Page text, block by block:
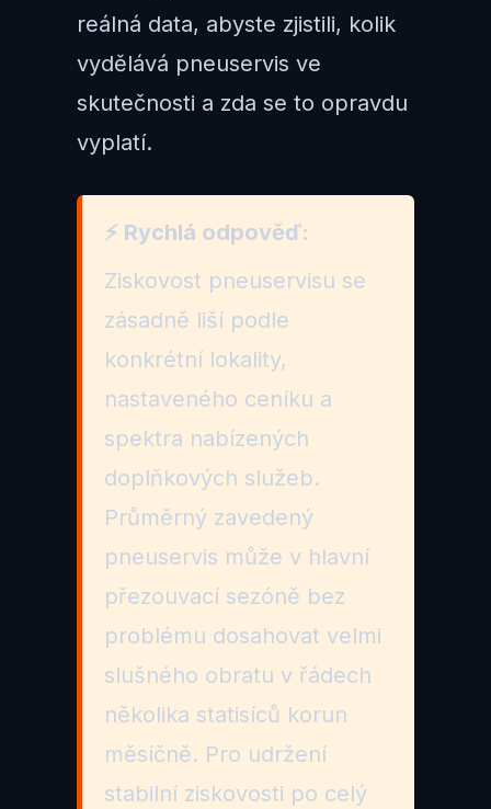
reálná data, abyste zjistili, kolik
vydělává pneuservis ve
skutečnosti a zda se to opravdu
vyplatí.
⚡ Rychlá odpověď:
Ziskovost pneuservisu se
zásadně liší podle
konkrétní lokality,
nastaveného ceníku a
spektra nabízených
doplňkových služeb.
Průměrný zavedený
pneuservis může v hlavní
přezouvací sezóně bez
problému dosahovat velmi
slušného obratu v řádech
několika statisíců korun
měsíčně. Pro udržení
stabilní ziskovosti po celý